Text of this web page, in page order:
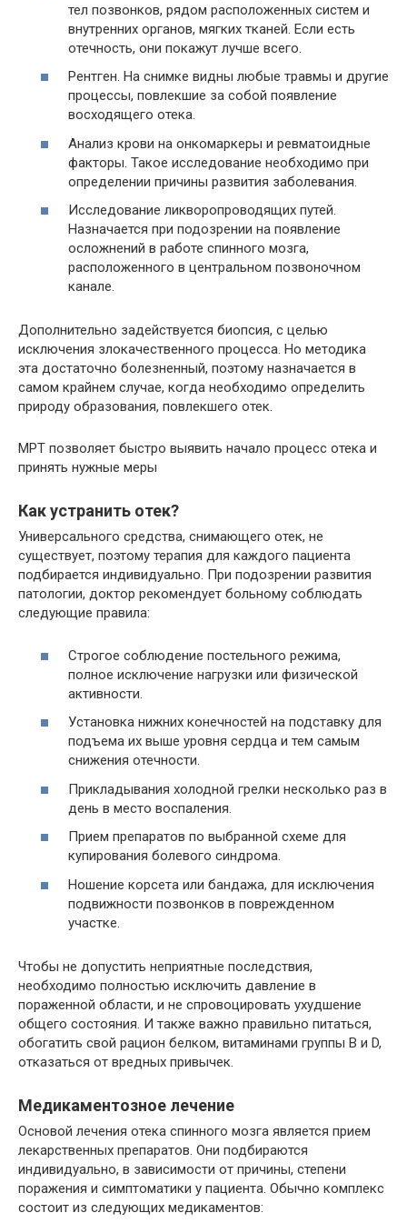
тел позвонков, рядом расположенных систем и
внутренних органов, мягких тканей. Если есть
отечность, они покажут лучше всего.
Рентген. На снимке видны любые травмы и другие
процессы, повлекшие за собой появление
восходящего отека.
Анализ крови на онкомаркеры и ревматоидные
факторы. Такое исследование необходимо при
определении причины развития заболевания.
Исследование ликворопроводящих путей.
Назначается при подозрении на появление
осложнений в работе спинного мозга,
расположенного в центральном позвоночном
канале.
Дополнительно задействуется биопсия, с целью
исключения злокачественного процесса. Но методика
эта достаточно болезненный, поэтому назначается в
самом крайнем случае, когда необходимо определить
природу образования, повлекшего отек.
МРТ позволяет быстро выявить начало процесс отека и
принять нужные меры
Как устранить отек?
Универсального средства, снимающего отек, не
существует, поэтому терапия для каждого пациента
подбирается индивидуально. При подозрении развития
патологии, доктор рекомендует больному соблюдать
следующие правила:
Строгое соблюдение постельного режима,
полное исключение нагрузки или физической
активности.
Установка нижних конечностей на подставку для
подъема их выше уровня сердца и тем самым
снижения отечности.
Прикладывания холодной грелки несколько раз в
день в место воспаления.
Прием препаратов по выбранной схеме для
купирования болевого синдрома.
Ношение корсета или бандажа, для исключения
подвижности позвонков в поврежденном
участке.
Чтобы не допустить неприятные последствия,
необходимо полностью исключить давление в
пораженной области, и не спровоцировать ухудшение
общего состояния. И также важно правильно питаться,
обогатить свой рацион белком, витаминами группы В и D,
отказаться от вредных привычек.
Медикаментозное лечение
Основой лечения отека спинного мозга является прием
лекарственных препаратов. Они подбираются
индивидуально, в зависимости от причины, степени
поражения и симптоматики у пациента. Обычно комплекс
состоит из следующих медикаментов: